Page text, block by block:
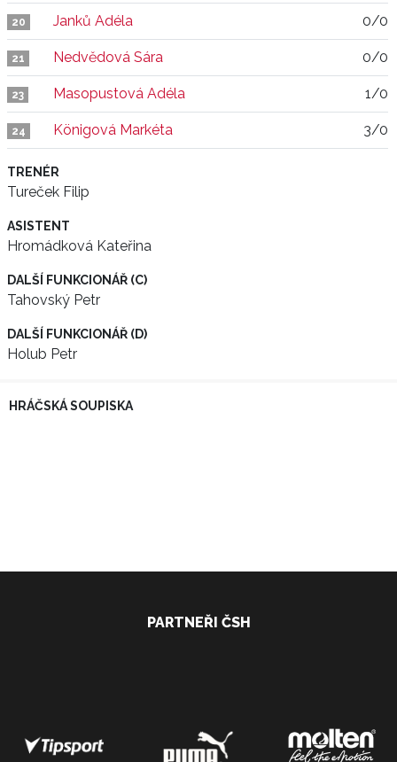
20 Janků Adéla 0/0
21 Nedvědová Sára 0/0
23 Masopustová Adéla 1/0
24 Königová Markéta 3/0
TRENÉR
Tureček Filip
ASISTENT
Hromádková Kateřina
DALŠÍ FUNKCIONÁŘ (C)
Tahovský Petr
DALŠÍ FUNKCIONÁŘ (D)
Holub Petr
HRÁČSKÁ SOUPISKA
PARTNEŘI ČSH